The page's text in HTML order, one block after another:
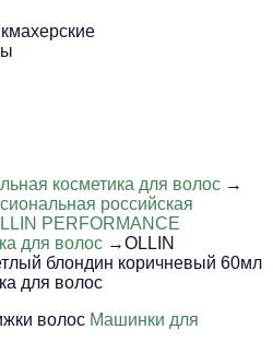
косметика для волос →
российская
PERFORMANCE
для волос →OLLIN
блондин коричневый 60мл
для волос
Машинки для